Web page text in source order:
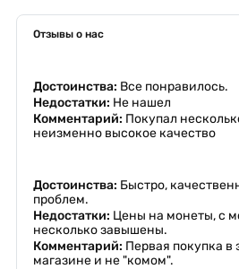
Отзывы о нас
Достоинства: Все понравилось.
Недостатки: Не нашел
Комментарий: Покупал
неизменно высокое качество
Достоинства: Быстро,
проблем.
Недостатки: Цены на монеты, с
несколько завышены.
Комментарий: Первая покупка в
магазине и не "комом".